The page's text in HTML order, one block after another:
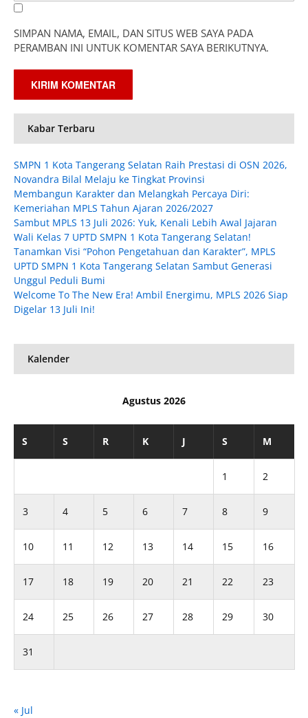
SIMPAN NAMA, EMAIL, DAN SITUS WEB SAYA PADA
PERAMBAN INI UNTUK KOMENTAR SAYA BERIKUTNYA.
Kabar Terbaru
SMPN 1 Kota Tangerang Selatan Raih Prestasi di OSN 2026,
Novandra Bilal Melaju ke Tingkat Provinsi
Membangun Karakter dan Melangkah Percaya Diri:
Kemeriahan MPLS Tahun Ajaran 2026/2027
Sambut MPLS 13 Juli 2026: Yuk, Kenali Lebih Awal Jajaran
Wali Kelas 7 UPTD SMPN 1 Kota Tangerang Selatan!
Tanamkan Visi “Pohon Pengetahuan dan Karakter”, MPLS
UPTD SMPN 1 Kota Tangerang Selatan Sambut Generasi
Unggul Peduli Bumi
Welcome To The New Era! Ambil Energimu, MPLS 2026 Siap
Digelar 13 Juli Ini!
Kalender
Agustus 2026
S S R K J S M
1 2
3 4 5 6 7 8 9
10 11 12 13 14 15 16
17 18 19 20 21 22 23
24 25 26 27 28 29 30
31
« Jul